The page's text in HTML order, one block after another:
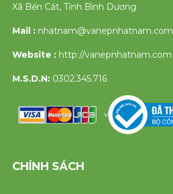
Xã Bến Cát, Tỉnh Bình Dương
Mail : nhatnam@vanepnhatnam.com
Website : http://vanepnhatnam.com
M.S.D.N: 0302.345.716
v
CHÍNH SÁCH